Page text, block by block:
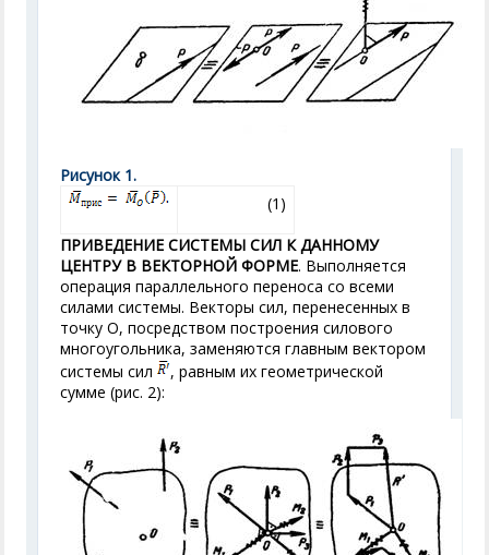
Рисунок 1.
(1)
ПРИВЕДЕНИЕ СИСТЕМЫ СИЛ К ДАННОМУ
ЦЕНТРУ В ВЕКТОРНОЙ ФОРМЕ. Выполняется
операция параллельного переноса со всеми
силами системы. Векторы сил, перенесенных в
точку О, посредством построения силового
многоугольника, заменяются главным вектором
системы сил
, равным их геометрической
сумме (рис. 2):